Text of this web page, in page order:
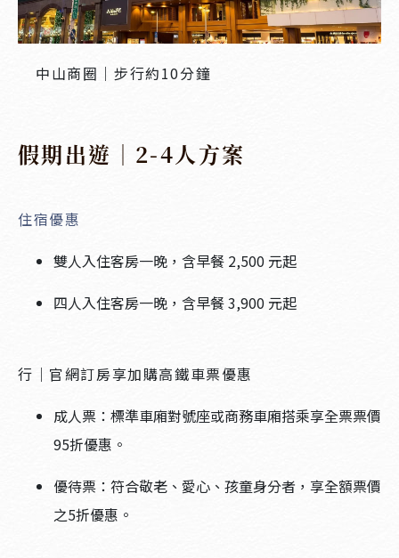
中山商圈｜步行約10分鐘
假期出遊｜2-4人方案
住宿優惠
雙人入住客房一晚，含早餐 2,500 元起
四人入住客房一晚，含早餐 3,900 元起
行｜官網訂房享加購高鐵車票優惠
成人票：標準車廂對號座或商務車廂搭乘享全票票價
95折優惠。
優待票：符合敬老、愛心、孩童身分者，享全額票價
之5折優惠。